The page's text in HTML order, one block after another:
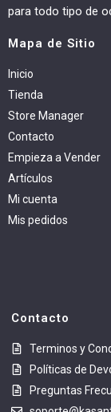
para todo tipo de
Mapa de Sitio
Inicio
Tienda
Store Manager
Contacto
Empieza a Vender
Artículos
Mi cuenta
Mis pedidos
Contacto
Terminos y
Políticas de
Preguntas